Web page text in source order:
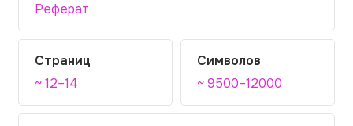
Порядок оплаты
Отзывы
Реферат
Страниц
~ 12–14
Символов
~ 9500–12000